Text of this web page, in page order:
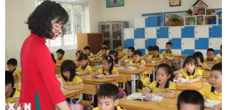
UBND tỉnh Thái Bình yêu cầu Công ty CPTM dịch vụ
Đông Á phải cải tạo hệ thống xử lý nước thải đảm bảo
nước thải sau xử lý trước khi xả thải ra môi trường phải
đạt quy chuẩn kỹ thuật .